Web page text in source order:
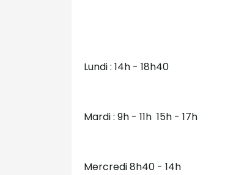
Lundi : 14h - 18h40
Mardi : 9h - 11h 15h - 17h
Mercredi 8h40 - 14h